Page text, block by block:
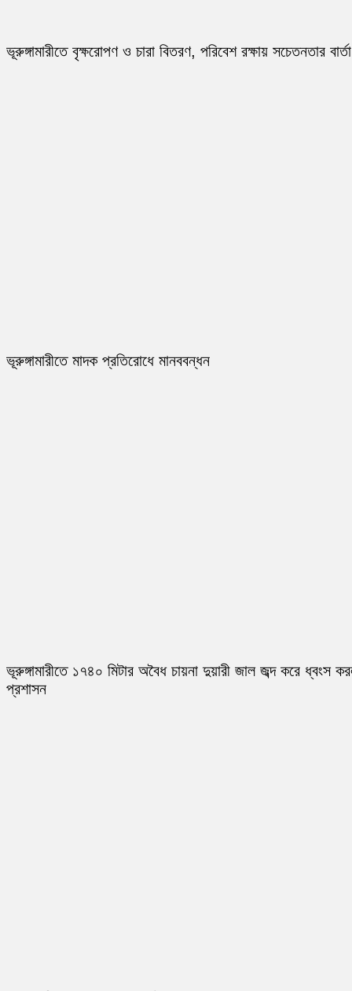
ভূরুঙ্গামারীতে বৃক্ষরোপণ ও চারা বিতরণ, পরিবেশ রক্ষায় সচেতনতার বার্তা
ভূরুঙ্গামারীতে মাদক প্রতিরোধে মানববন্ধন
ভূরুঙ্গামারীতে ১৭৪০ মিটার অবৈধ চায়না দুয়ারী জাল জব্দ করে ধ্বংস
প্রশাসন